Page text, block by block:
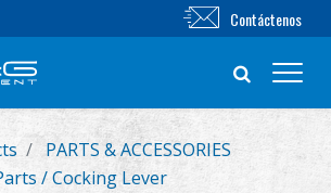
Contáctenos
PARTS & ACCESSORIES
/ Cocking Lever